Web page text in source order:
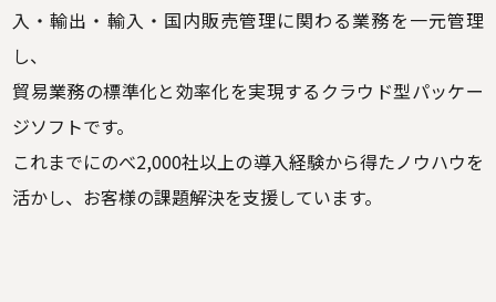
入・輸出・輸入・国内販売管理に関わる業務を一元管理
し、
貿易業務の標準化と効率化を実現するクラウド型パッケー
ジソフトです。
これまでにのべ2,000社以上の導入経験から得たノウハウを
活かし、お客様の課題解決を支援しています。